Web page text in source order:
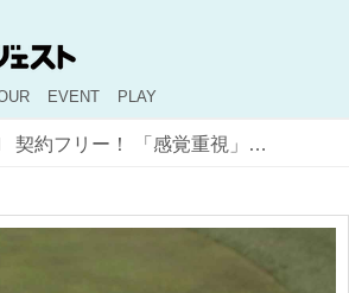
EVENT PLAY
契約フリー！ 「感覚重視」で厳選したジョン・ミジョンの14本